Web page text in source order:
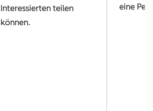
Interessierten teilen
können.
eine